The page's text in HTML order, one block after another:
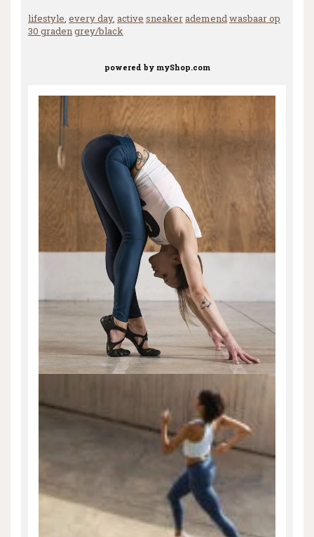
lifestyle, every day, active sneakerademendwasbaar op
30 gradengrey/black
powered by myShop.com